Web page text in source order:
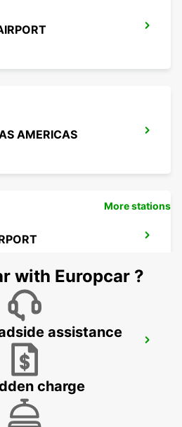
AMERICAS
More stations
with Europcar ?
assistance
charge